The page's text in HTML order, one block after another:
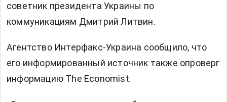
советник президента Украины по
коммуникациям Дмитрий Литвин.
Агентство Интерфакс-Украина сообщило, что
его информированный источник также опроверг
информацию The Economist.